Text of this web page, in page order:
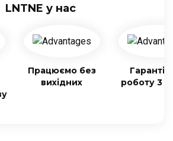
LNTNE у нас
Працюємо без
вихідних
Гарантія
роботу 3